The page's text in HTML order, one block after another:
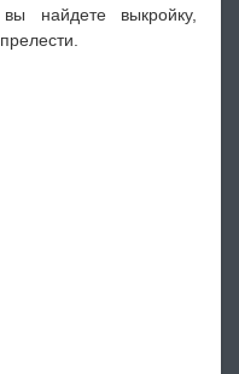
найдете выкройку,